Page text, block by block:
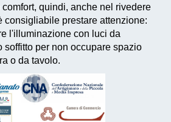
quindi, anche nel rivedere
consigliabile prestare attenzione:
l'illuminazione con luci da
soffitto per non occupare spazio
o da tavolo.